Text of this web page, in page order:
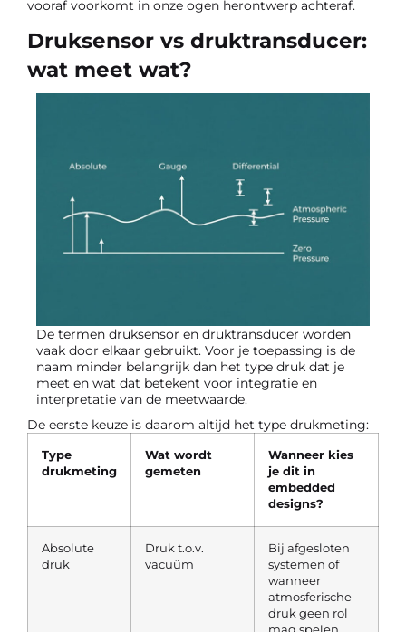
vooraf voorkomt in onze ogen herontwerp achteraf.
Druksensor vs druktransducer:
wat meet wat?
De termen druksensor en druktransducer worden
vaak door elkaar gebruikt. Voor je toepassing is de
naam minder belangrijk dan het type druk dat je
meet en wat dat betekent voor integratie en
interpretatie van de meetwaarde.
De eerste keuze is daarom altijd het type drukmeting:
Type
drukmeting
Wat wordt
gemeten
Wanneer kies
je dit in
embedded
designs?
Absolute
druk
Druk t.o.v.
vacuüm
Bij afgesloten
systemen of
wanneer
atmosferische
druk geen rol